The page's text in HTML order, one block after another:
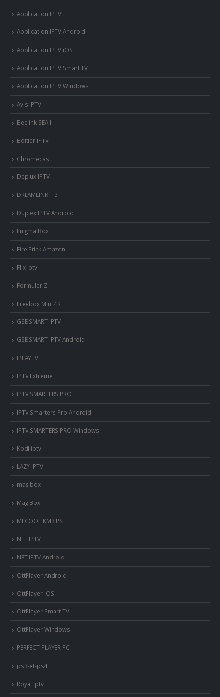
Application IPTV
Application IPTV Android
Application IPTV iOS
Application IPTV Smart TV
Application IPTV Windows
Avis IPTV
Beelink SEA I
Boitier IPTV
Chromecast
Deplux IPTV
DREAMLINK T3
Duplex IPTV Android
Enigma Box
Fire Stick Amazon
Flix Iptv
Formuler Z
Freebox Mini 4K
‎GSE SMART IPTV
GSE SMART IPTV Android
IPLAYTV
IPTV Extreme
IPTV SMARTERS PRO
IPTV Smarters Pro Android
IPTV SMARTERS PRO Windows
Kodi iptv
LAZY IPTV
mag box
Mag Box
MECOOL KM3 PS
NET IPTV
NET IPTV Android
OttPlayer Android
OttPlayer iOS
OttPlayer Smart TV
OttPlayer Windows
PERFECT PLAYER PC
ps3-et-ps4
Royal iptv